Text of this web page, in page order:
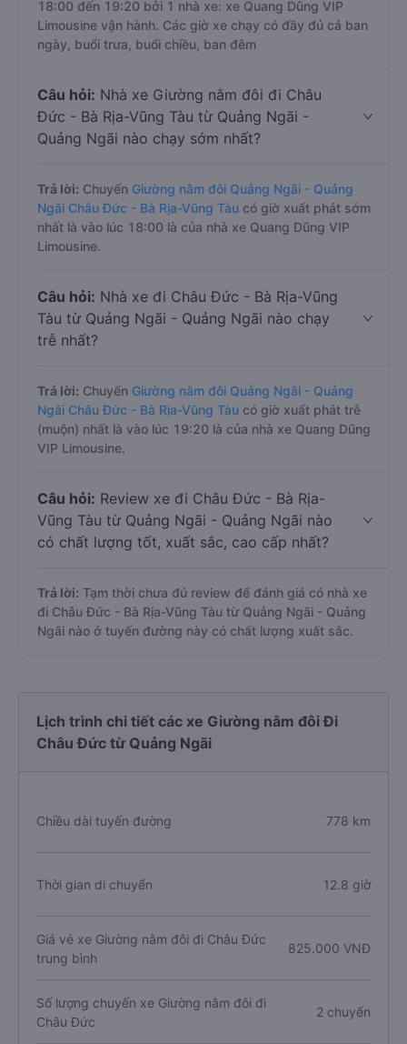
18:00 đến 19:20 bởi 1 nhà xe: xe Quang Dũng VIP
Limousine vận hành. Các giờ xe chạy có đầy đủ cả ban
ngày, buổi trưa, buổi chiều, ban đêm
Câu hỏi: Nhà xe Giường nằm đôi đi Châu
Đức - Bà Rịa-Vũng Tàu từ Quảng Ngãi -
Quảng Ngãi nào chạy sớm nhất?
Trả lời: Chuyến Giường nằm đôi Quảng Ngãi - Quảng
Ngãi Châu Đức - Bà Rịa-Vũng Tàu có giờ xuất phát sớm
nhất là vào lúc 18:00 là của nhà xe Quang Dũng VIP
Limousine.
Câu hỏi: Nhà xe đi Châu Đức - Bà Rịa-Vũng
Tàu từ Quảng Ngãi - Quảng Ngãi nào chạy
trễ nhất?
Trả lời: Chuyến Giường nằm đôi Quảng Ngãi - Quảng
Ngãi Châu Đức - Bà Rịa-Vũng Tàu có giờ xuất phát trễ
(muộn) nhất là vào lúc 19:20 là của nhà xe Quang Dũng
VIP Limousine.
Câu hỏi: Review xe đi Châu Đức - Bà Rịa-
Vũng Tàu từ Quảng Ngãi - Quảng Ngãi nào
có chất lượng tốt, xuất sắc, cao cấp nhất?
Trả lời: Tạm thời chưa đủ review để đánh giá có nhà xe
đi Châu Đức - Bà Rịa-Vũng Tàu từ Quảng Ngãi - Quảng
Ngãi nào ở tuyến đường này có chất lượng xuất sắc.
Lịch trình chi tiết các xe Giường nằm đôi Đi
Châu Đức từ Quảng Ngãi
Chiều dài tuyến đường 778 km
Thời gian di chuyển 12.8 giờ
Giá vé xe Giường nằm đôi đi Châu Đức
trung bình
825.000 VNĐ
Số lượng chuyến xe Giường nằm đôi đi
Châu Đức
2 chuyến